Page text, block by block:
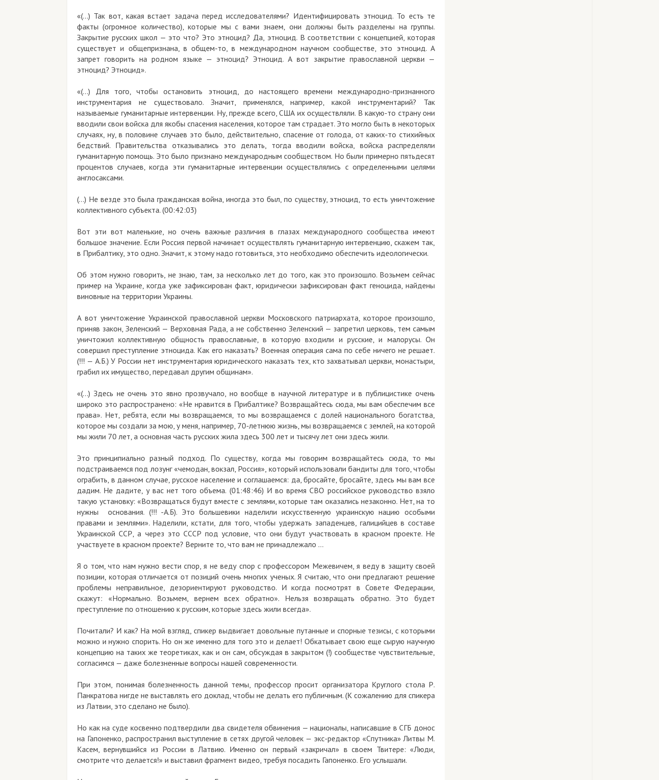
«(…) Так вот, какая встает задача перед исследователями? Идентифицировать этноцид. То есть те
факты (огромное количество), которые мы с вами знаем, они должны быть разделены на группы.
Закрытие русских школ — это что? Это этноцид? Да, этноцид. В соответствии с концепцией, которая
существует и общепризнана, в общем-то, в международном научном сообществе, это этноцид. А
запрет говорить на родном языке — этноцид? Этноцид. А вот закрытие православной церкви —
этноцид? Этноцид».
«(…) Для того, чтобы остановить этноцид, до настоящего времени международно-признанного
инструментария не существовало. Значит, применялся, например, какой инструментарий? Так
называемые гуманитарные интервенции. Ну, прежде всего, США их осуществляли. В какую-то страну они
вводили свои войска для якобы спасения населения, которое там страдает. Это могло быть в некоторых
случаях, ну, в половине случаев это было, действительно, спасение от голода, от каких-то стихийных
бедствий. Правительства отказывались это делать, тогда вводили войска, войска распределяли
гуманитарную помощь. Это было признано международным сообществом. Но были примерно пятьдесят
процентов случаев, когда эти гуманитарные интервенции осуществлялись с определенными целями
англосаксами.
(…) Не везде это была гражданская война, иногда это был, по существу, этноцид, то есть уничтожение
коллективного субъекта. (00:42:03)
Вот эти вот маленькие, но очень важные различия в глазах международного сообщества имеют
большое значение. Если Россия первой начинает осуществлять гуманитарную интервенцию, скажем так,
в Прибалтику, это одно. Значит, к этому надо готовиться, это необходимо обеспечить идеологически.
Об этом нужно говорить, не знаю, там, за несколько лет до того, как это произошло. Возьмем сейчас
пример на Украине, когда уже зафиксирован факт, юридически зафиксирован факт геноцида, найдены
виновные на территории Украины.
А вот уничтожение Украинской православной церкви Московского патриархата, которое произошло,
приняв закон, Зеленский — Верховная Рада, а не собственно Зеленский — запретил церковь, тем самым
уничтожил коллективную общность православные, в которую входили и русские, и малорусы. Он
совершил преступление этноцида. Как его наказать? Военная операция сама по себе ничего не решает.
(!!! — А.Б.) У России нет инструментария юридического наказать тех, кто захватывал церкви, монастыри,
грабил их имущество, передавал другим общинам».
«(…) Здесь не очень это явно прозвучало, но вообще в научной литературе и в публицистике очень
широко это распространено: «Не нравится в Прибалтике? Возвращайтесь сюда, мы вам обеспечим все
права». Нет, ребята, если мы возвращаемся, то мы возвращаемся с долей национального богатства,
которое мы создали за мою, у меня, например, 70-летнюю жизнь, мы возвращаемся с землей, на которой
мы жили 70 лет, а основная часть русских жила здесь 300 лет и тысячу лет они здесь жили.
Это принципиально разный подход. По существу, когда мы говорим возвращайтесь сюда, то мы
подстраиваемся под лозунг «чемодан, вокзал, Россия», который использовали бандиты для того, чтобы
ограбить, в данном случае, русское население и соглашаемся: да, бросайте, бросайте, здесь мы вам все
дадим. Не дадите, у вас нет того объема. (01:48:46) И во время СВО российское руководство взяло
такую установку: «Возвращаться будут вместе с землями, которые там оказались незаконно. Нет, на то
нужны основания. (!!! -А.Б). Это большевики наделили искусственную украинскую нацию особыми
правами и землями». Наделили, кстати, для того, чтобы удержать западенцев, галицийцев в составе
Украинской ССР, а через это СССР под условие, что они будут участвовать в красном проекте. Не
участвуете в красном проекте? Верните то, что вам не принадлежало …
Я о том, что нам нужно вести спор, я не веду спор с профессором Межевичем, я веду в защиту своей
позиции, которая отличается от позиций очень многих ученых. Я считаю, что они предлагают решение
проблемы неправильное, дезориентируют руководство. И когда посмотрят в Совете Федерации,
скажут: «Нормально. Возьмем, вернем всех обратно». Нельзя возвращать обратно. Это будет
преступление по отношению к русским, которые здесь жили всегда».
Почитали? И как? На мой взгляд, спикер выдвигает довольные путанные и спорные тезисы, с которыми
можно и нужно спорить. Но он же именно для того это и делает! Обкатывает свою еще сырую научную
концепцию на таких же теоретиках, как и он сам, обсуждая в закрытом (!) сообществе чувствительные,
согласимся — даже болезненные вопросы нашей современности.
При этом, понимая болезненность данной темы, профессор просит организатора Круглого стола Р.
Панкратова нигде не выставлять его доклад, чтобы не делать его публичным. (К сожалению для спикера
из Латвии, это сделано не было).
Но как на суде косвенно подтвердили два свидетеля обвинения — националы, написавшие в СГБ донос
на Гапоненко, распространил выступление в сетях другой человек — экс-редактор «Спутника» Литвы М.
Касем, вернувшийся из России в Латвию. Именно он первый «закричал» в своем Твитере: «Люди,
смотрите что делается!» и выставил фрагмент видео, требуя посадить Гапоненко. Его услышали.